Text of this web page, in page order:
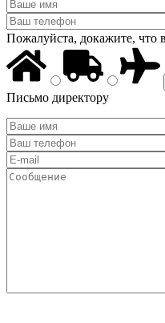
Пожалуйста, докажите, что
Письмо директору